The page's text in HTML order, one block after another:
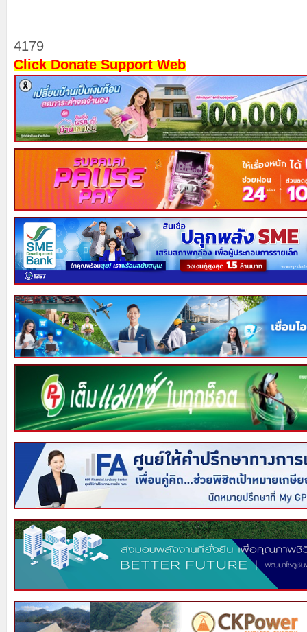
4179
Click Donate Support Web